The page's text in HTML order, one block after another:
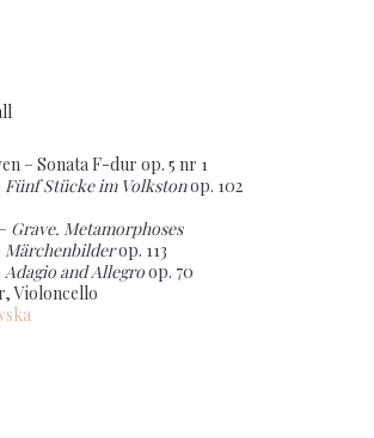
– Sonata F-dur op. 5 nr 1
Fünf Stücke im Volkstonop. 102
Grave. Metamorphoses
Märchenbilderop. 113
Adagio and Allegroop. 70
Violoncello